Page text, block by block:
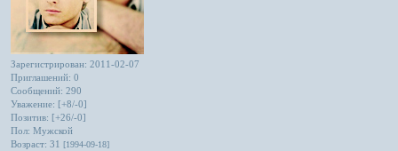
Зарегистрирован: 2011-02-07
Приглашений: 0
Сообщений: 290
Уважение: [+8/-0]
Позитив: [+26/-0]
Пол: Мужской
Возраст: 31[1994-09-18]